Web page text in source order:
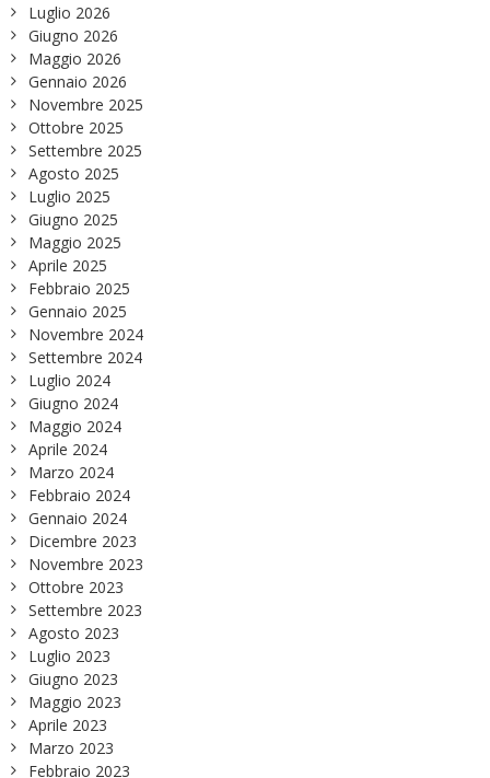
Luglio 2026
Giugno 2026
Maggio 2026
Gennaio 2026
Novembre 2025
Ottobre 2025
Settembre 2025
Agosto 2025
Luglio 2025
Giugno 2025
Maggio 2025
Aprile 2025
Febbraio 2025
Gennaio 2025
Novembre 2024
Settembre 2024
Luglio 2024
Giugno 2024
Maggio 2024
Aprile 2024
Marzo 2024
Febbraio 2024
Gennaio 2024
Dicembre 2023
Novembre 2023
Ottobre 2023
Settembre 2023
Agosto 2023
Luglio 2023
Giugno 2023
Maggio 2023
Aprile 2023
Marzo 2023
Febbraio 2023